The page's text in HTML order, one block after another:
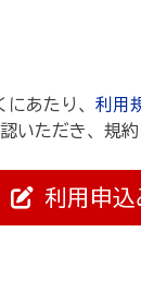
あたり、 利用
いただき、規
利用申込